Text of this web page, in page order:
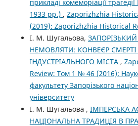
прикладі комеморіації
1933 рр.) , Zaporizhzhia
(2019): Zaporizhzhia Historical
І. М. Шугальова,
НЕМОВЛЯТИ: КОНВЕЄР СМЕРТІ
ІНДУСТРІАЛЬНОГО МІСТА ,
Review: Том 1 № 46 (2016):
факультету Запорізького
університету
І. М. Шугальова , ІМПЕРСЬКА
НАЦІОНАЛЬНА ТРАДИЦІЯ В